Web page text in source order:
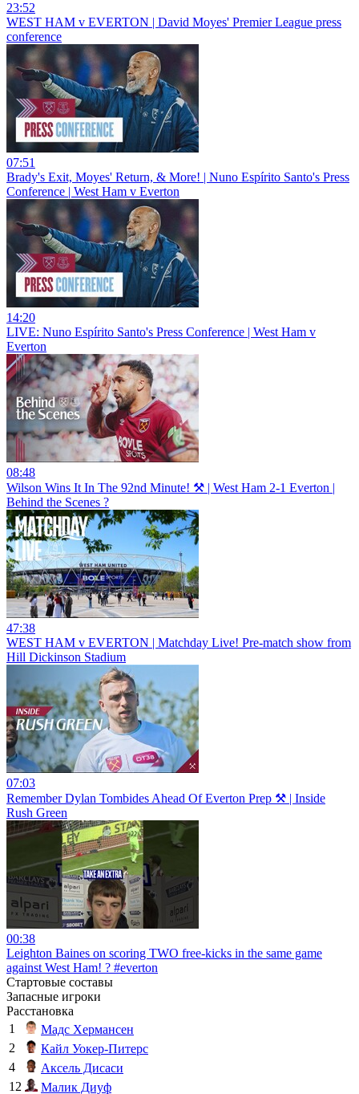
23:52
WEST HAM v EVERTON | David Moyes' Premier League press
conference
07:51
Brady's Exit, Moyes' Return, & More! | Nuno Espírito Santo's Press
Conference | West Ham v Everton
14:20
LIVE: Nuno Espírito Santo's Press Conference | West Ham v
Everton
08:48
Wilson Wins It In The 92nd Minute! ⚒️ | West Ham 2-1 Everton |
Behind the Scenes ?
47:38
WEST HAM v EVERTON | Matchday Live! Pre-match show from
Hill Dickinson Stadium
07:03
Remember Dylan Tombides Ahead Of Everton Prep ⚒️ | Inside
Rush Green
00:38
Leighton Baines on scoring TWO free-kicks in the same game
against West Ham! ? #everton
Стартовые составы
Запасные игроки
Расстановка
1
Мадс Хермансен
2
Кайл Уокер-Питерс
4
Аксель Дисаси
12
Малик Диуф